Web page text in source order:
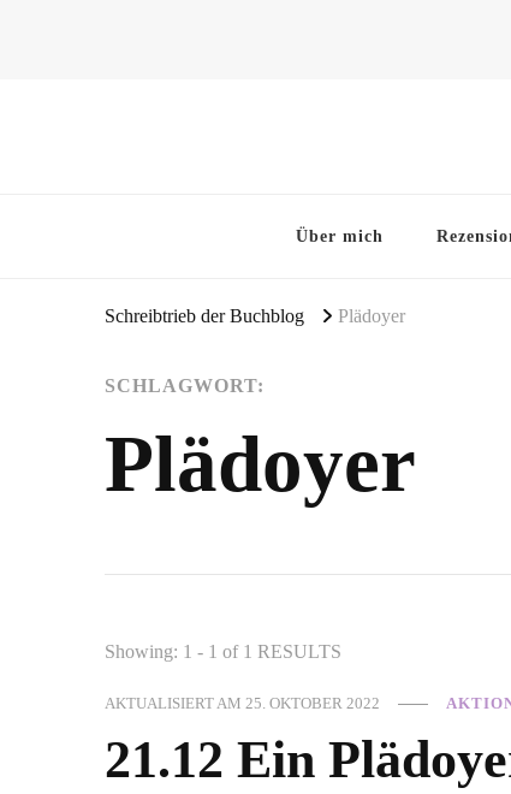
Über mich
Schreibtrieb der Buchblog Plädoyer
SCHLAGWORT:
Plädoyer
Showing: 1 - 1 of 1 RESULTS
AKTUALISIERT AM25. OKTOBER 2022
21.12 Ein